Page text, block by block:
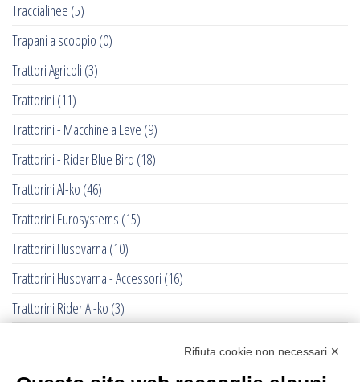
Traccialinee (5)
Trapani a scoppio (0)
Trattori Agricoli (3)
Trattorini (11)
Trattorini - Macchine a Leve (9)
Trattorini - Rider Blue Bird (18)
Trattorini Al-ko (46)
Trattorini Eurosystems (15)
Trattorini Husqvarna (10)
Trattorini Husqvarna - Accessori (16)
Trattorini Rider Al-ko (3)
Rifiuta cookie non necessari ✕